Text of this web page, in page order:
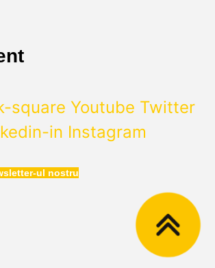
square Youtube Twitter
in Instagram
ul nostru